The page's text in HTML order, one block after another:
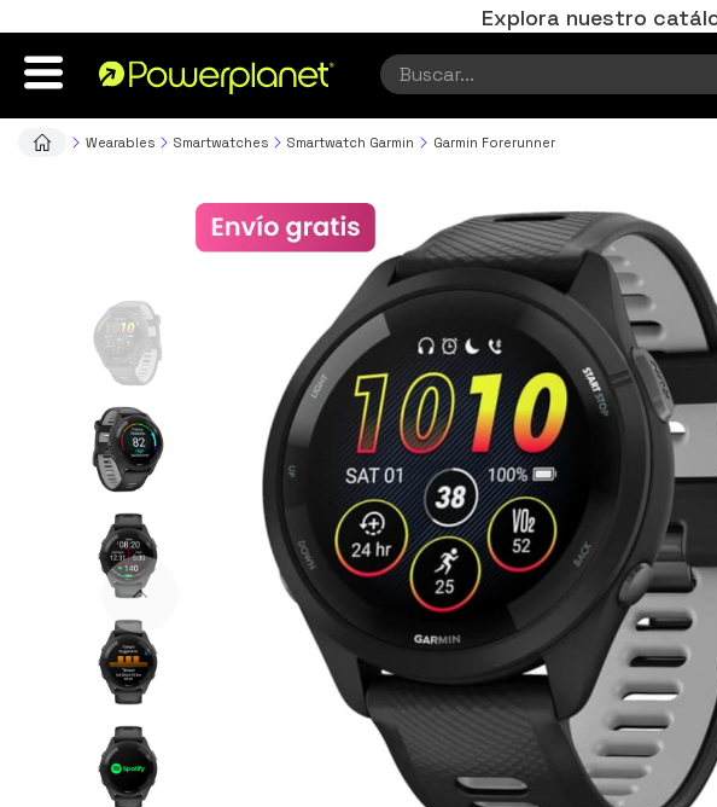
Explora nuestro
Wearables Smartwatches Smartwatch Garmin Garmin Forerunner